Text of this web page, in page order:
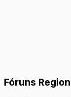
Fóruns